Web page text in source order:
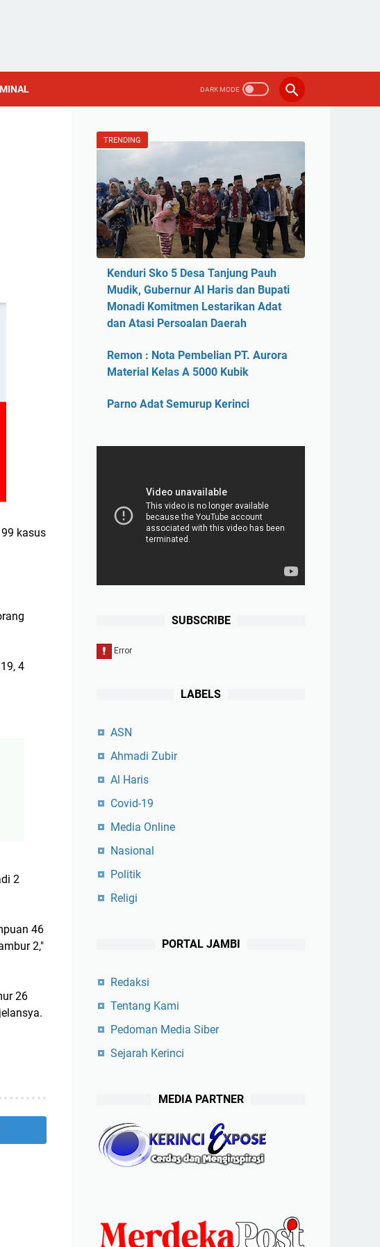
kasus
4
2
46
2,"
26
TRENDING
Kenduri Sko 5 Desa Tanjung Pauh
Mudik, Gubernur Al Haris dan Bupati
Monadi Komitmen Lestarikan Adat
dan Atasi Persoalan Daerah
Remon : Nota Pembelian PT. Aurora
Material Kelas A 5000 Kubik
Parno Adat Semurup Kerinci
SUBSCRIBE
LABELS
ASN
Ahmadi Zubir
Al Haris
Covid-19
Media Online
Nasional
Politik
Religi
PORTAL JAMBI
Redaksi
Tentang Kami
Pedoman Media Siber
Sejarah Kerinci
MEDIA PARTNER